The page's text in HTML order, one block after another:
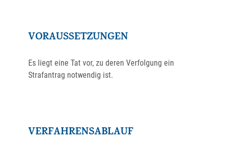
VORAUSSETZUNGEN
Es liegt eine Tat vor, zu deren Verfolgung ein
Strafantrag notwendig ist.
VERFAHRENSABLAUF